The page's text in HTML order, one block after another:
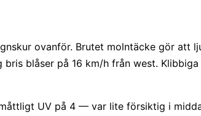
ovanför. Brutet molntäcke gör att
blåser på 16 km/h från west.
UV på 4 — var lite försiktig i